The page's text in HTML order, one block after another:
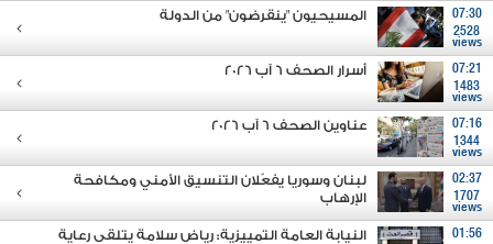
07:30
2528
views
المسيحيون "ينقرضون" من الدولة
07:21
1483
views
أسرار الصحف 6 آب 2026
07:16
1344
views
عناوين الصحف 6 آب 2026
02:37
1707
views
لبنان وسوريا يفعّلان التنسيق الأمني ومكافحة
الإرهاب
01:56
النيابة العامة التمييزية: رياض سلامة يتلقى رعاية